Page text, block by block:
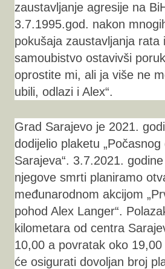
zaustavljanje agresije na
3.7.1995.god. nakon
pokušaja zaustavljanja rata
samoubistvo ostavivši
oprostite mi, ali ja više ne
ubili, odlazi i Alex“.
Grad Sarajevo je 2021.
dodijelio plaketu
Sarajeva“. 3.7.2021.
njegove smrti planiramo
međunarodnom akcijom
pohod Alex Langer“.
kilometara od centra
10,00 a povratak oko
će osigurati dovoljan broj